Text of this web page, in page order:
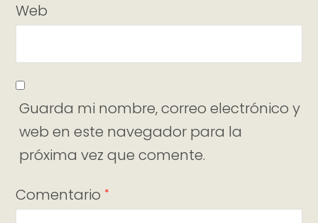
Web
Guarda mi nombre, correo electrónico y
web en este navegador para la
próxima vez que comente.
Comentario *